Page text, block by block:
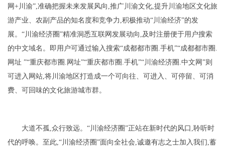
网+川渝”,准确把握未来发展风向,推广川渝文化,提升川渝地区文化旅
游产业、农副产品的知名度和竞争力,积极推动“川渝经济”的发
展。“川渝经济圈”精准洞悉互联网发展动向,及时注册便于用户搜索
的中文域名。即用户可通过输入搜索“成都都市圈.手机”“成都都市圈.
网址 ”“重庆都市圈.网址”“重庆都市圈.手机”“川渝经济圈.中文网”则
可进入网站,将川渝地区打造成一个可向往、可进入、可停留、可消
费、可回味的文化旅游城市群。
大道不孤,众行致远。“川渝经济圈”正站在新时代的风口,聆听时
代的呼唤。至此,“川渝经济圈”面向全社会,诚邀有志之士加入我们,蓄